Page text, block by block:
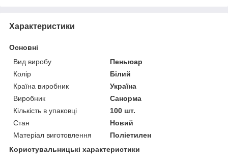
Характеристики
Основні
Вид виробу
Пеньюар
Колір
Білий
Країна виробник
Україна
Виробник
Санорма
Кількість в упаковці
100 шт.
Стан
Новий
Матеріал виготовлення
Поліетилен
Користувальницькі характеристики